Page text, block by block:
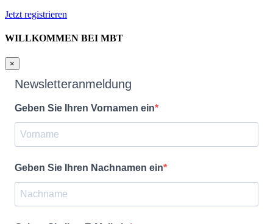
Jetzt registrieren
WILLKOMMEN BEI MBT
×
Newsletteranmeldung
Geben Sie Ihren Vornamen ein
Geben Sie Ihren Nachnamen ein